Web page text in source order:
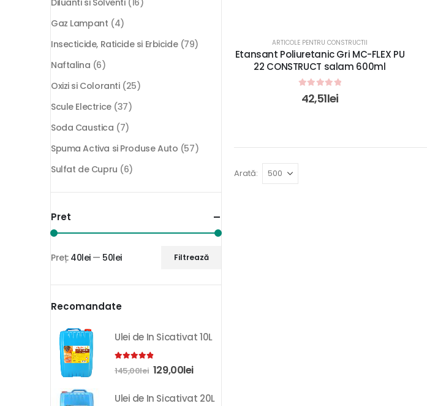
ARTICOLE PENTRU CONSTRUCTII
Etansant Poliuretanic Gri MC-FLEX PU
22 CONSTRUCT salam 600ml
out of 5
42,51lei
Arată:
Diluanti si Solventi (16)
Gaz Lampant (4)
Insecticide, Raticide si Erbicide (79)
Naftalina (6)
Oxizi si Coloranti (25)
Scule Electrice (37)
Soda Caustica (7)
Spuma Activa si Produse Auto (57)
Sulfat de Cupru (6)
Pret
Filtrează
Preț: 40lei— 50lei
Recomandate
Ulei de In Sicativat 10L
out of 5
145,00lei 129,00lei
Ulei de In Sicativat 20L